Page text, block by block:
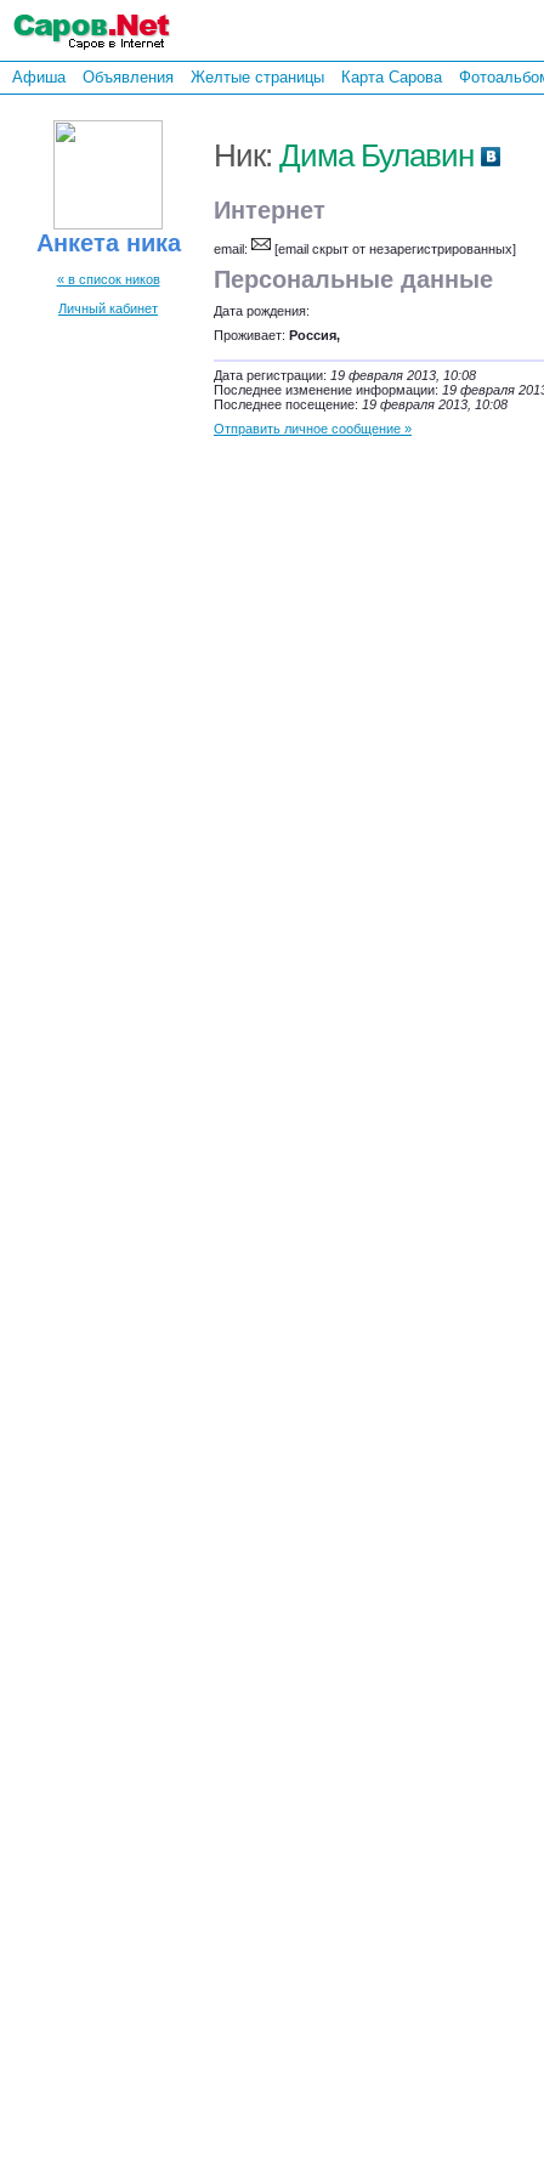
Афиша Объявления Желтые страницы Карта Сарова
Анкета ника
« в список ников
Личный кабинет
Ник: Дима Булавин
Интернет
email: [email скрыт от незарегистрированных]
Персональные данные
Дата рождения:
Проживает: Россия,
Дата регистрации: 19 февраля 2013, 10:08
Последнее изменение информации: 19 февраля
Последнее посещение: 19 февраля 2013, 10:08
Отправить личное сообщение »